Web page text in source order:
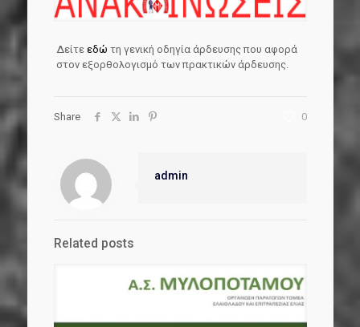
Δείτε εδώ τη γενική οδηγία άρδευσης που αφορά
στον εξορθολογισμό των πρακτικών άρδευσης.
Share 0
admin
Related posts